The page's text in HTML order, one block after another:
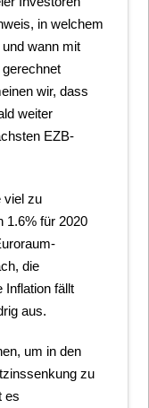
in welchem
wann mit
wir, dass
weiter
EZB-
viel zu
1.6% für 2020
die
Inflation fällt
aus.
um in den
zu
es